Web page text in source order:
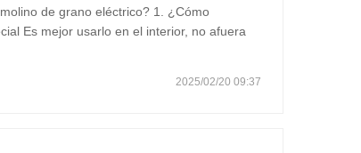
de grano eléctrico? 1. ¿Cómo
Es mejor usarlo en el interior, no afuera
2025/02/20 09:37